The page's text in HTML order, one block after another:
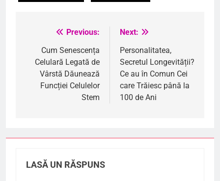
Navigare
articole
Previous:
Cum Senescența
Celulară Legată de
Vârstă Dăunează
Funcției Celulelor
Stem
Next:
Personalitatea,
Secretul Longevității?
Ce au în Comun Cei
care Trăiesc până la
100 de Ani
LASĂ UN RĂSPUNS